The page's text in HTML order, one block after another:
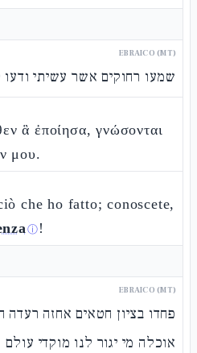
EBRAICO (MT)
שמעו רחוקים אשר עשיתי ודעו
ἃ ἐποίησα, γνώσονται
μου.
che ho fatto; conoscete,
ⓘ !
EBRAICO (MT)
פחדו בציון חטאים אחזה רעדה
אוכלה מי יגור לנו מוקדי עולם